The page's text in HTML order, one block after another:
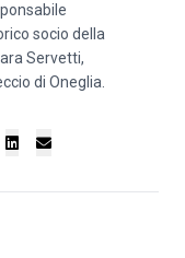
socio della
Servetti,
di Oneglia.